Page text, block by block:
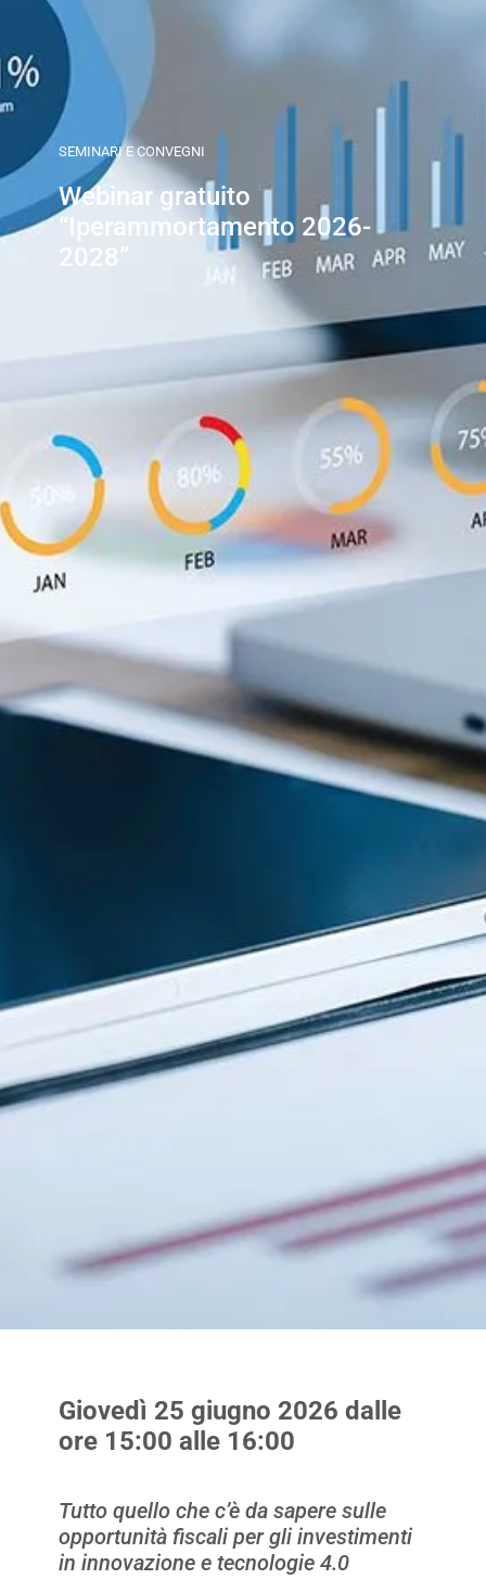
SEMINARI E CONVEGNI
Webinar gratuito
“Iperammortamento 2026-
2028”
Giovedì 25 giugno 2026 dalle
ore 15:00 alle 16:00
Tutto quello che c’è da sapere sulle
opportunità fiscali per gli investimenti
in innovazione e tecnologie 4.0